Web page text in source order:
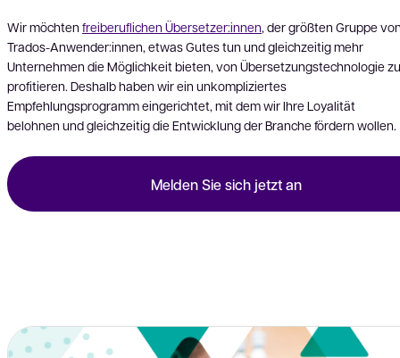
Wir möchten freiberuflichen Übersetzer:innen, der größten Gruppe
Trados-Anwender:innen, etwas Gutes tun und gleichzeitig mehr
Unternehmen die Möglichkeit bieten, von Übersetzungstechnologie zu
profitieren. Deshalb haben wir ein unkompliziertes
Empfehlungsprogramm eingerichtet, mit dem wir Ihre Loyalität
belohnen und gleichzeitig die Entwicklung der Branche fördern wollen.
Melden Sie sich jetzt an